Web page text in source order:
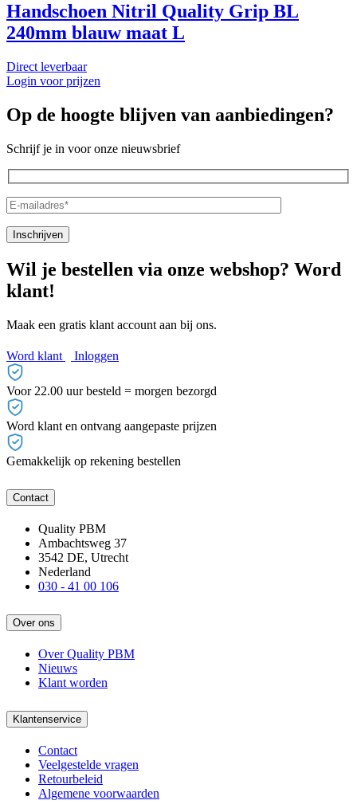
Handschoen Nitril Quality Grip BL
240mm blauw maat L
Direct leverbaar
Login voor prijzen
Op de hoogte blijven van aanbiedingen?
Schrijf je in voor onze nieuwsbrief
Wil je bestellen via onze webshop? Word
klant!
Maak een gratis klant account aan bij ons.
Word klant Inloggen
Voor 22.00 uur besteld = morgen bezorgd
Word klant en ontvang aangepaste prijzen
Gemakkelijk op rekening bestellen
Contact
Quality PBM
Ambachtsweg 37
3542 DE, Utrecht
Nederland
030 - 41 00 106
Over ons
Over Quality PBM
Nieuws
Klant worden
Klantenservice
Contact
Veelgestelde vragen
Retourbeleid
Algemene voorwaarden